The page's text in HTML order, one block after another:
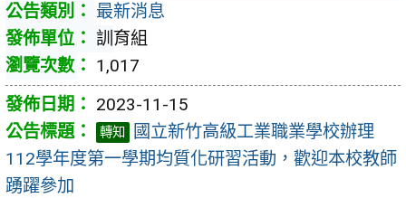
最新消息
訓育組
1,017
2023-11-15
轉知
國立新竹高級工業職業學校辦理
112學年度第一學期均質化研習活動，歡迎本校教師
踴躍參加